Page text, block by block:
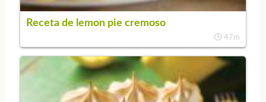
Receta de lemon pie cremoso
47m